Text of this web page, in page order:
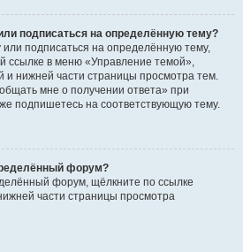
подписаться на определённую тему?
или подписаться на определённую тему,
ссылке в меню «Управление темой»,
и нижней части страницы просмотра тем.
мне о получении ответа» при
подпишетесь на соответствующую тему.
форум?
форум, щёлкните по ссылке
части страницы просмотра